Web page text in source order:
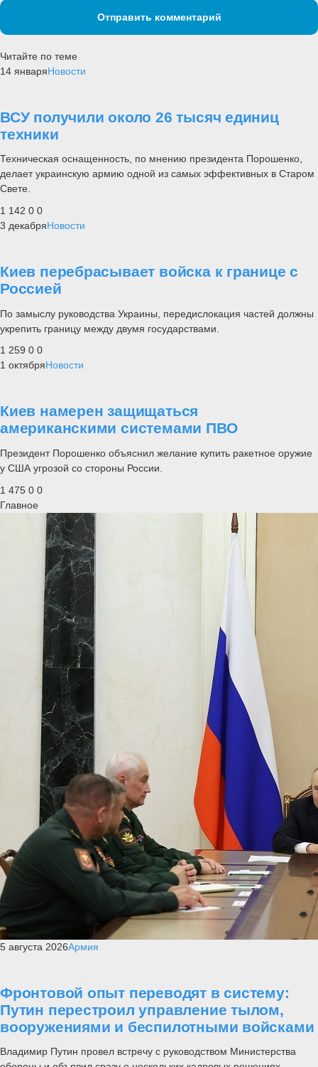
Отправить комментарий
Читайте по теме
14 январяНовости
ВСУ получили около 26 тысяч единиц
техники
Техническая оснащенность, по мнению президента Порошенко,
делает украинскую армию одной из самых эффективных в Старом
Свете.
1 142 0 0
3 декабряНовости
Киев перебрасывает войска к границе с
Россией
По замыслу руководства Украины, передислокация частей должны
укрепить границу между двумя государствами.
1 259 0 0
1 октябряНовости
Киев намерен защищаться
американскими системами ПВО
Президент Порошенко объяснил желание купить ракетное оружие
у США угрозой со стороны России.
1 475 0 0
Главное
5 августа 2026Армия
Фронтовой опыт переводят в систему:
Путин перестроил управление тылом,
вооружениями и беспилотными войсками
Владимир Путин провел встречу с руководством Министерства